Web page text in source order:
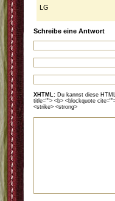
LG
Schreibe eine Antwort
XHTML: Du kannst diese
title=""> <b> <blockquote
<strike> <strong>